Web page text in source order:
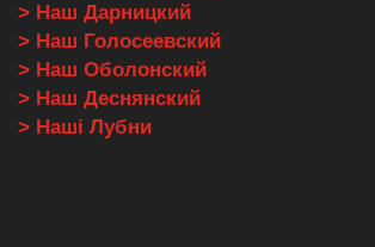
> Наш Дарницкий
> Наш Голосеевский
> Наш Оболонский
> Наш Деснянский
> Наші Лубни